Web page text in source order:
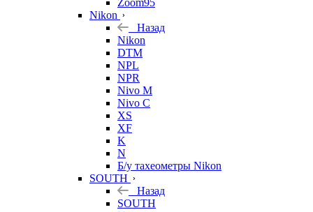
Zoom95
Nikon
Назад
Nikon
DTM
NPL
NPR
Nivo M
Nivo C
XS
XF
K
N
Б/у тахеометры Nikon
SOUTH
Назад
SOUTH